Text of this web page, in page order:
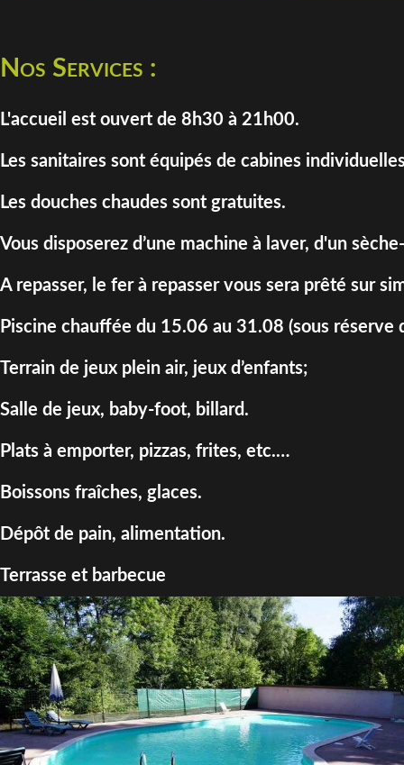
Nos Services :
L'accueil est ouvert de 8h30 à 21h00.
Les sanitaires sont équipés de cabines
Les douches chaudes sont gratuites.
Vous disposerez d’une machine à laver, d'un
A repasser, le fer à repasser vous sera prêté sur
Piscine chauffée du 15.06 au 31.08 (sous réserve
Terrain de jeux plein air, jeux d’enfants;
Salle de jeux, baby-foot, billard.
Plats à emporter, pizzas, frites, etc.…
Boissons fraîches, glaces.
Dépôt de pain, alimentation.
Terrasse et barbecue